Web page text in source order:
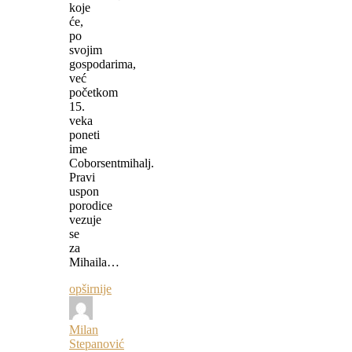
koje
će,
po
svojim
gospodarima,
već
početkom
15.
veka
poneti
ime
Coborsentmihalj.
Pravi
uspon
porodice
vezuje
se
za
Mihaila…
opširnije
Milan
Stepanović